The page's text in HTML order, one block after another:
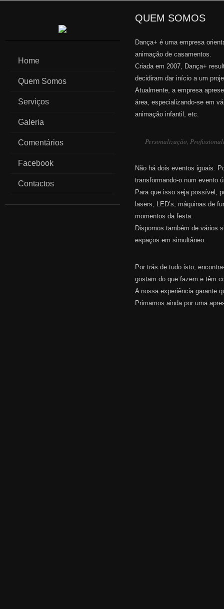
Home
Quem Somos
Serviços
Galeria
Comentários
Facebook
Contactos
QUEM SOMOS
Dança+ é uma empresa
animação de casamentos.
Criada em 2007, Dança+
decidiram dar início a um
Atualmente, a empresa
área, especializando-se em
animação infantil, etc.
Personalização,
Não há dois eventos iguais.
transformando-o num evento
Para que isso seja possível,
lasers, LED’s, máquinas de
momentos da festa.
Dispomos também de vários
espaços em simultâneo.
Por trás de tudo isto,
gostam do que fazem e têm
A nossa experiência garante
Primamos ainda por uma